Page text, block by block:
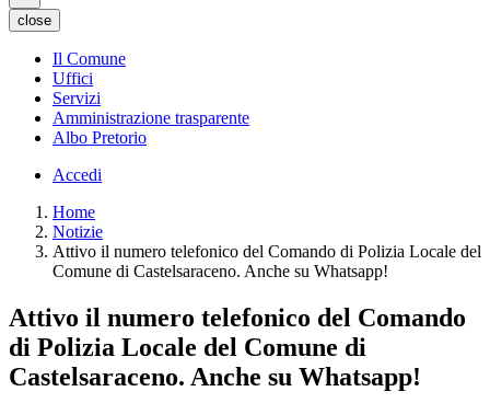
close
Il Comune
Uffici
Servizi
Amministrazione trasparente
Albo Pretorio
Accedi
Home
Notizie
Attivo il numero telefonico del Comando di Polizia Locale del
Comune di Castelsaraceno. Anche su Whatsapp!
Attivo il numero telefonico del Comando
di Polizia Locale del Comune di
Castelsaraceno. Anche su Whatsapp!